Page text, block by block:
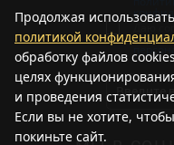
Продолжая
политикой
обработку файлов
целях
и проведения
Если вы не хотите,
покиньте сайт.